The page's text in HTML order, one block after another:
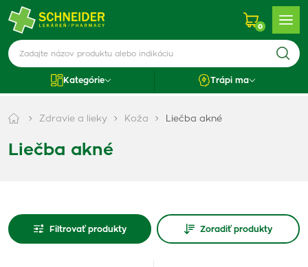
0
Kategórie Trápi ma
Zdravie a lieky Koža Liečba akné
Liečba akné
Filtrovať produkty Zoradiť produkty